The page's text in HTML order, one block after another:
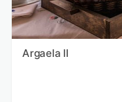
Argaela II